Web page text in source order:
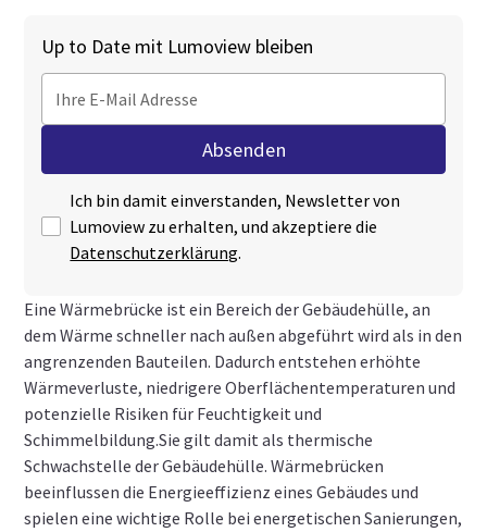
Eine Wärmebrücke ist ein Bereich der Gebäudehülle, an
dem Wärme schneller nach außen abgeführt wird als in den
angrenzenden Bauteilen. Dadurch entstehen erhöhte
Wärmeverluste, niedrigere Oberflächentemperaturen und
potenzielle Risiken für Feuchtigkeit und
Schimmelbildung.Sie gilt damit als thermische
Schwachstelle der Gebäudehülle. Wärmebrücken
beeinflussen die Energieeffizienz eines Gebäudes und
spielen eine wichtige Rolle bei energetischen Sanierungen,
Up to Date mit Lumoview bleiben
Ich bin damit einverstanden, Newsletter von
Lumoview zu erhalten, und akzeptiere die
Datenschutzerklärung.